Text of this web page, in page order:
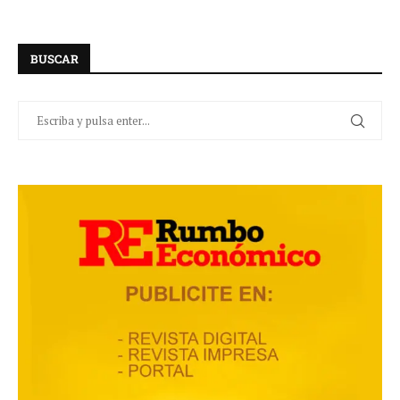
BUSCAR